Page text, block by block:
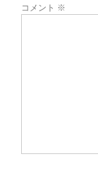
コメント ※